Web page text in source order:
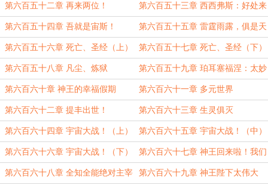
神！ 要气笑了
第六百五十二章 再来两位！ 第六百五十三章 西西弗斯：好处来
啦
第六百五十四章 吾就是宙斯！
（6.9K）
第六百五十五章 雷霆雨露，俱是天
恩
第六百五十六章 死亡、圣经（上） 第六百五十七章 死亡、圣经（下）
第六百五十八章 凡尘、炼狱 第六百五十九章 珀耳塞福涅：太妙
了！
第六百六十章 神王的幸福假期 第六百六十一章 多元世界
第六百六十二章 提丰出世！ 第六百六十三章 生灵俱灭
第六百六十四章 宇宙大战！（上） 第六百六十五章 宇宙大战！（中）
第六百六十六章 宇宙大战！（下） 第六百六十七章 神王回来啦！我们
有救啦！
第六百六十八章 全知全能绝对主宰 第六百六十九章 神王陛下太伟大